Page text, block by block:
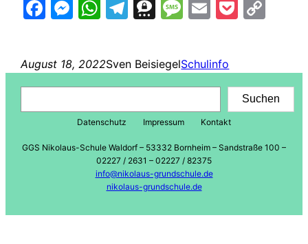
Facebook
Messenger
WhatsApp
Telegram
Threema
Message
Email
August 18, 2022Sven BeisiegelSchulinfo
Suchen
Datenschutz Impressum Kontakt
GGS Nikolaus-Schule Waldorf – 53332 Bornheim – Sandstraße 100 –
02227 / 2631 – 02227 / 82375
info@nikolaus-grundschule.de
nikolaus-grundschule.de